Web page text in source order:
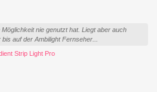
nie genutzt hat. Liegt aber auch
auf der Ambilight Fernseher...
Strip Light Pro